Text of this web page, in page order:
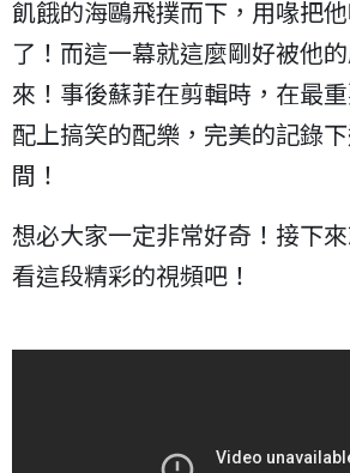
飢餓的海鷗飛撲而下，用喙把
了！而這一幕就這麼剛好被他
來！事後蘇菲在剪輯時，在最
配上搞笑的配樂，完美的記錄
間！
想必大家一定非常好奇！接下
看這段精彩的視頻吧！